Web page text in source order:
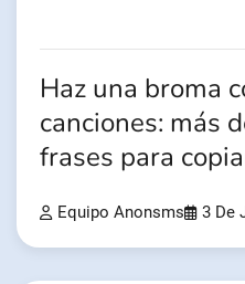
Haz una broma
canciones: más
frases para
Equipo Anonsms 3 De